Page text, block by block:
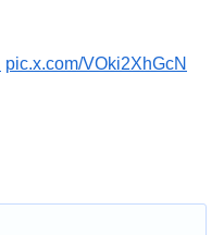
pic.x.com/VOki2XhGcN